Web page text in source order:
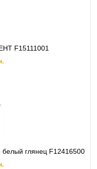
F15111001
глянец F12416500